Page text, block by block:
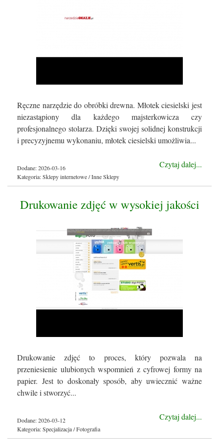
Ręczne narzędzie do obróbki drewna. Młotek ciesielski jest
niezastąpiony dla każdego majsterkowicza czy
profesjonalnego stolarza. Dzięki swojej solidnej konstrukcji
i precyzyjnemu wykonaniu, młotek ciesielski umożliwia...
Czytaj dalej...
Dodane: 2026-03-16
Kategoria: Sklepy internetowe / Inne Sklepy
Drukowanie zdjęć w wysokiej jakości
Drukowanie zdjęć to proces, który pozwala na
przeniesienie ulubionych wspomnień z cyfrowej formy na
papier. Jest to doskonały sposób, aby uwiecznić ważne
chwile i stworzyć...
Czytaj dalej...
Dodane: 2026-03-12
Kategoria: Specjalizacja / Fotografia